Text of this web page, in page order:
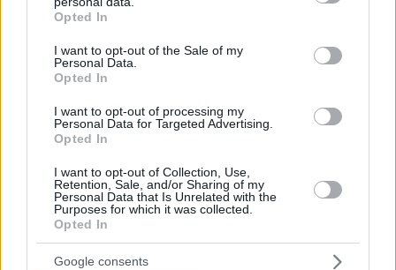
grant or deny consent to Google and its third-party tags to
use your data for below specified purposes in below Google
consent section.
Opted In
I want to opt-out of the Sale of my
Personal Data.
Opted In
I want to opt-out of processing my
Personal Data for Targeted Advertising.
Opted In
I want to opt-out of Collection, Use,
Retention, Sale, and/or Sharing of my
Personal Data that Is Unrelated with the
Purposes for which it was collected.
Opted In
Google consents
12.05.2026, 10:16
Τεμπέληδες
ΑΠΑΝΤΗΣΗ
αντι_Ζ
12.05.2026, 08:47
Άλλο φρούτο αυτός. Μπλα, μπλα, τοξικότητα, χωρίς
λόγο, και ολίγον Τσε, με τα ..."λεφτά του μπαμπά".